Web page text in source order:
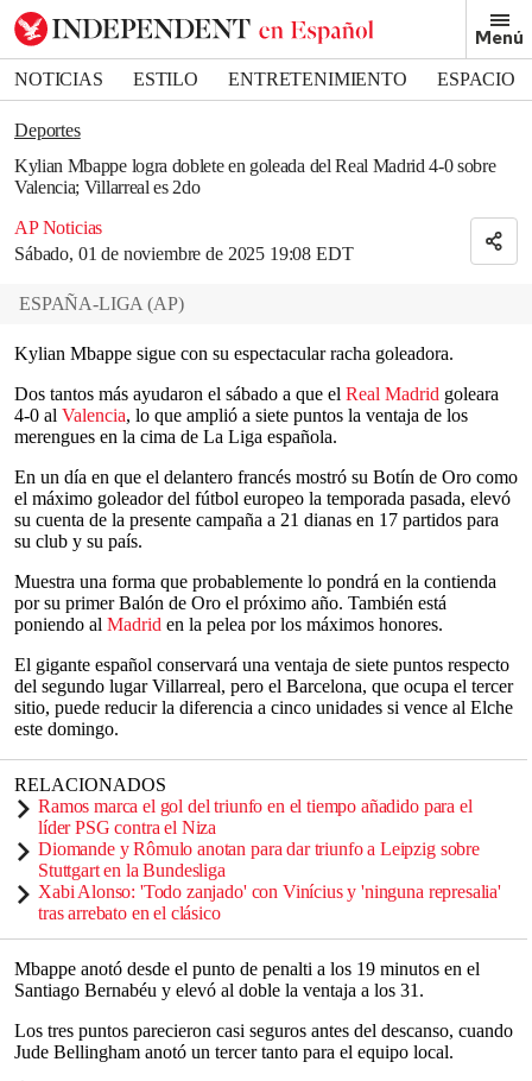
Menú
NOTICIAS ESTILO ENTRETENIMIENTO
ESPACIO
DEPORTES
Deportes
Kylian Mbappe logra doblete en goleada del Real Madrid 4-0 sobre
Valencia; Villarreal es 2do
AP Noticias
Sábado, 01 de noviembre de 2025 19:08 EDT
Bookmark popover
Removed from bookmarks
Close popover
ESPAÑA-LIGA (AP)
Kylian Mbappe sigue con su espectacular racha goleadora.
Dos tantos más ayudaron el sábado a que el Real Madrid goleara
4-0 al Valencia, lo que amplió a siete puntos la ventaja de los
merengues en la cima de La Liga española.
En un día en que el delantero francés mostró su Botín de Oro como
el máximo goleador del fútbol europeo la temporada pasada, elevó
su cuenta de la presente campaña a 21 dianas en 17 partidos para
su club y su país.
Muestra una forma que probablemente lo pondrá en la contienda
por su primer Balón de Oro el próximo año. También está
poniendo al Madrid en la pelea por los máximos honores.
El gigante español conservará una ventaja de siete puntos respecto
del segundo lugar Villarreal, pero el Barcelona, que ocupa el tercer
sitio, puede reducir la diferencia a cinco unidades si vence al Elche
este domingo.
RELACIONADOS
Ramos marca el gol del triunfo en el tiempo añadido para el
líder PSG contra el Niza
Diomande y Rômulo anotan para dar triunfo a Leipzig sobre
Stuttgart en la Bundesliga
Xabi Alonso: 'Todo zanjado' con Vinícius y 'ninguna represalia'
tras arrebato en el clásico
Mbappe anotó desde el punto de penalti a los 19 minutos en el
Santiago Bernabéu y elevó al doble la ventaja a los 31.
Los tres puntos parecieron casi seguros antes del descanso, cuando
Jude Bellingham anotó un tercer tanto para el equipo local.